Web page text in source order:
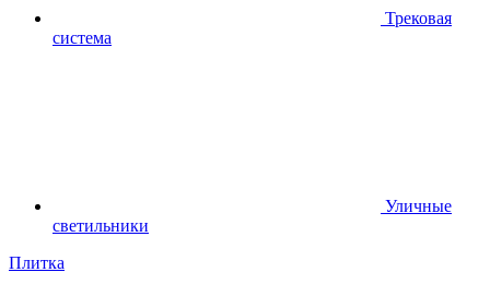
Трековая
система
Уличные
светильники
Плитка